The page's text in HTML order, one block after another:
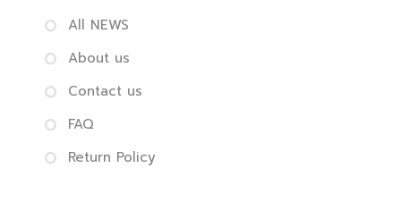
All NEWS
About us
Contact us
FAQ
Return Policy